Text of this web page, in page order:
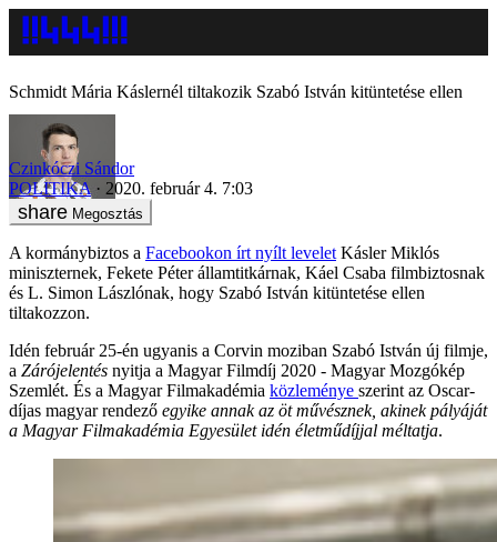
Schmidt Mária Káslernél tiltakozik Szabó István kitüntetése ellen
Czinkóczi Sándor
POLITIKA
2020. február 4. 7:03
Megosztás
A kormánybiztos a Facebookon írt nyílt levelet Kásler Miklós
miniszternek, Fekete Péter államtitkárnak, Káel Csaba filmbiztosnak
és L. Simon Lászlónak, hogy Szabó István kitüntetése ellen
tiltakozzon.
Idén február 25-én ugyanis a Corvin moziban Szabó István új filmje,
a Zárójelentés nyitja a Magyar Filmdíj 2020 - Magyar Mozgókép
Szemlét. És a Magyar Filmakadémia közleménye szerint az Oscar-
díjas magyar rendező egyike annak az öt művésznek, akinek pályáját
a Magyar Filmakadémia Egyesület idén életműdíjjal méltatja.